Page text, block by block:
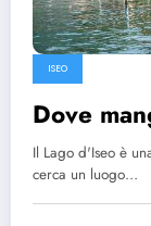
ISEO
Dove
Il Lago d'Iseo è
cerca un luogo…